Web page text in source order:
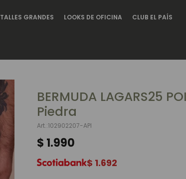
TALLES GRANDES LOOKS DE OFICINA CLUB EL PAÍS
BERMUDA LAGARS25
Piedra
102902207-API
$ 1.990
$ 1.692